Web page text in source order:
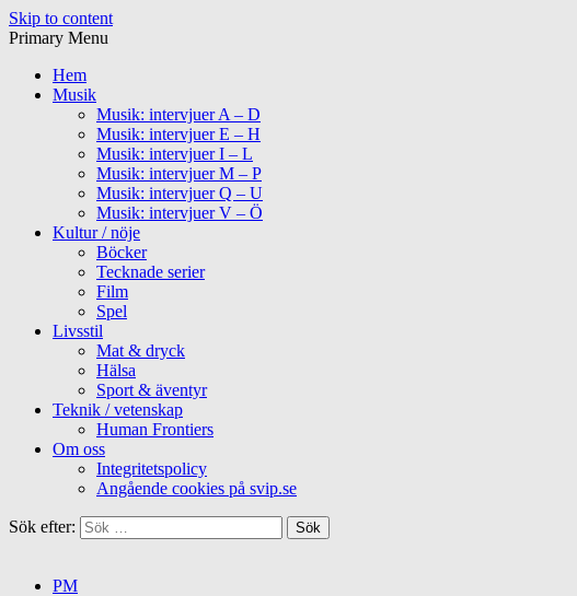
Skip to content
Primary Menu
Hem
Musik
Musik: intervjuer A – D
Musik: intervjuer E – H
Musik: intervjuer I – L
Musik: intervjuer M – P
Musik: intervjuer Q – U
Musik: intervjuer V – Ö
Kultur / nöje
Böcker
Tecknade serier
Film
Spel
Livsstil
Mat & dryck
Hälsa
Sport & äventyr
Teknik / vetenskap
Human Frontiers
Om oss
Integritetspolicy
Angående cookies på svip.se
Sök efter:
PM